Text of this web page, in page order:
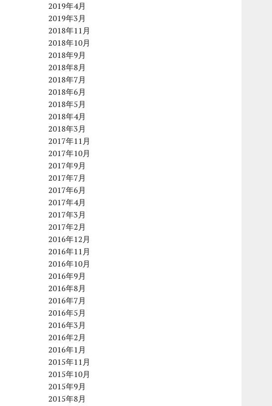
2019年4月
2019年3月
2018年11月
2018年10月
2018年9月
2018年8月
2018年7月
2018年6月
2018年5月
2018年4月
2018年3月
2017年11月
2017年10月
2017年9月
2017年7月
2017年6月
2017年4月
2017年3月
2017年2月
2016年12月
2016年11月
2016年10月
2016年9月
2016年8月
2016年7月
2016年5月
2016年3月
2016年2月
2016年1月
2015年11月
2015年10月
2015年9月
2015年8月